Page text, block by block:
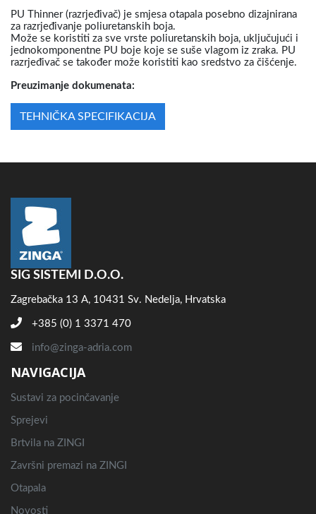
PU Thinner (razrjeđivač) je smjesa otapala posebno dizajnirana
za razrjeđivanje poliuretanskih boja.
Može se koristiti za sve vrste poliuretanskih boja, uključujući i
jednokomponentne PU boje koje se suše vlagom iz zraka. PU
razrjeđivač se također može koristiti kao sredstvo za čišćenje.
Preuzimanje dokumenata:
TEHNIČKA SPECIFIKACIJA
SIG SISTEMI D.O.O.
Zagrebačka 13 A, 10431 Sv. Nedelja, Hrvatska
+385 (0) 1 3371 470
info@zinga-adria.com
NAVIGACIJA
Sustavi za pocinčavanje
Sprejevi
Brtvila na ZINGI
Završni premazi na ZINGI
Otapala
Novosti